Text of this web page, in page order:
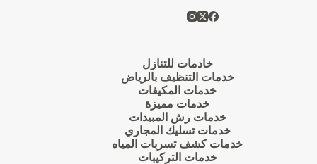
خادمات للتنازل
خدمات التنظيف بالرياض
خدمات المكيفات
خدمات مميزة
خدمات رش المبيدات
خدمات تسليك المجاري
خدمات كشف تسربات المياه
خدمات التركيبات